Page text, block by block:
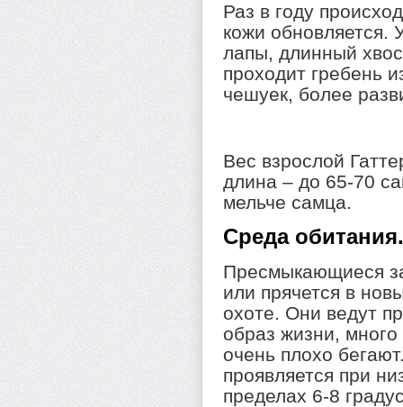
Раз в году
кожи обновляется.
лапы, длинный
проходит гребень
чешуек, более
Вес взрослой
длина – до 65-70
мельче самца.
Среда
Пресмыкающиеся
или прячется в
охоте. Они ведут
образ жизни,
очень плохо
проявляется при
пределах 6-8